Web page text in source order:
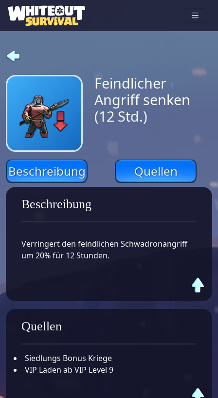
Feindlicher
Angriff senken
(12 Std.)
Beschreibung Quellen
Beschreibung
Verringert den feindlichen Schwadronangriff
um 20% für 12 Stunden.
Quellen
Siedlungs Bonus Kriege
VIP Laden ab VIP Level 9